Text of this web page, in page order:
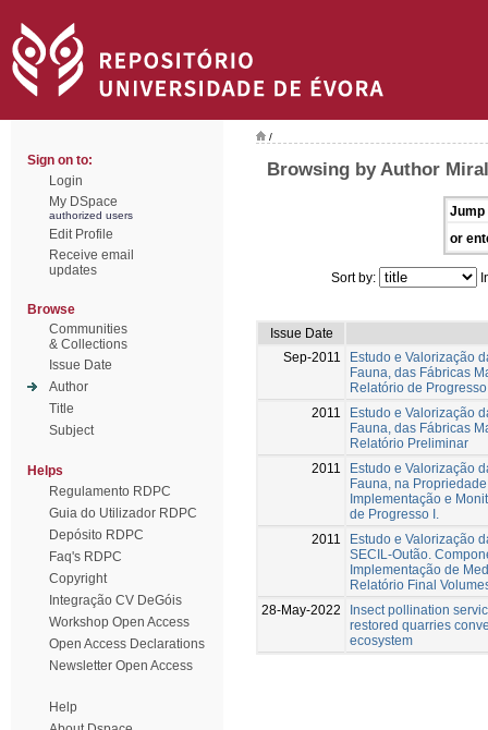
Sign on to:
Login
My DSpace
authorized users
Edit Profile
Receive email
updates
Browse
Communities
& Collections
Issue Date
Author
Title
Subject
Helps
Regulamento RDPC
Guia do Utilizador RDPC
Depósito RDPC
Faq's RDPC
Copyright
Integração CV DeGóis
Workshop Open Access
Open Access Declarations
Newsletter Open Access
Help
/
Browsing by Author
Jump
or
Sort by:
Issue Date
Sep-2011
Estudo e Valorização
Fauna, das Fábricas
Relatório de
2011
Estudo e Valorização
Fauna, das Fábricas
Relatório Preliminar
2011
Estudo e Valorização
Fauna, na
Implementação e
de Progresso I.
2011
Estudo e Valorização
SECIL-Outão.
Implementação de
Relatório Final
28-May-2022
Insect pollination
restored quarries
ecosystem